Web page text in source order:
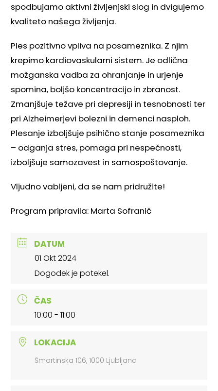
spodbujamo aktivni življenjski slog in dvigujemo
kvaliteto našega življenja.
Ples pozitivno vpliva na posameznika. Z njim
krepimo kardiovaskularni sistem. Je odlična
možganska vadba za ohranjanje in urjenje
spomina, boljšo koncentracijo in zbranost.
Zmanjšuje težave pri depresiji in tesnobnosti ter
pri Alzheimerjevi bolezni in demenci nasploh.
Plesanje izboljšuje psihično stanje posameznika
– odganja stres, pomaga pri nespečnosti,
izboljšuje samozavest in samospoštovanje.
Vljudno vabljeni, da se nam pridružite!
Program pripravila: Marta Sofranič
DATUM
01 Okt 2024
Dogodek je potekel.
ČAS
10:00 - 11:00
LOKACIJA
Šmartinska 106, 1000 Ljubljana